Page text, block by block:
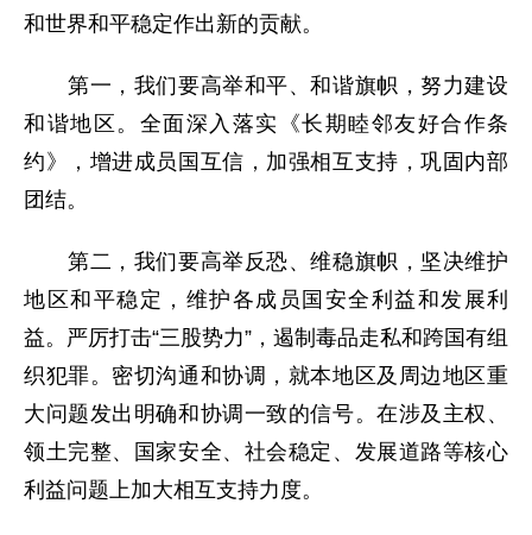
和世界和平稳定作出新的贡献。
第一，我们要高举和平、和谐旗帜，努力建设
和谐地区。全面深入落实《长期睦邻友好合作条
约》，增进成员国互信，加强相互支持，巩固内部
团结。
第二，我们要高举反恐、维稳旗帜，坚决维护
地区和平稳定，维护各成员国安全利益和发展利
益。严厉打击“三股势力”，遏制毒品走私和跨国有组
织犯罪。密切沟通和协调，就本地区及周边地区重
大问题发出明确和协调一致的信号。在涉及主权、
领土完整、国家安全、社会稳定、发展道路等核心
利益问题上加大相互支持力度。